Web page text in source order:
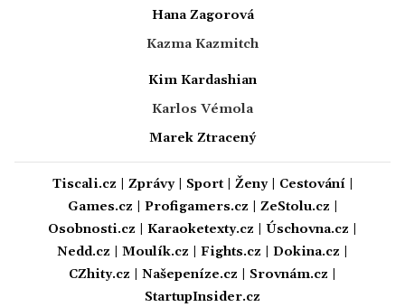
Hana Zagorová
Kazma Kazmitch
Kim Kardashian
Karlos Vémola
Marek Ztracený
Tiscali.cz Zprávy| Sport| Ženy| Cestování|
Games.cz
Profigamers.cz ZeStolu.cz
Osobnosti.cz
Karaoketexty.cz Úschovna.cz
Nedd.cz
Moulík.cz Fights.cz Dokina.cz
CZhity.cz
Našepeníze.cz Srovnám.cz
StartupInsider.cz